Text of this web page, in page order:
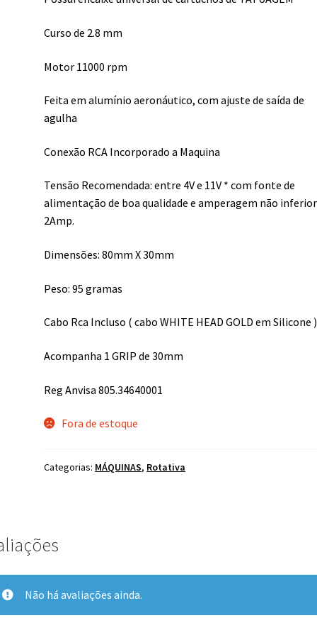
Curso de 2.8 mm
Motor 11000 rpm
Feita em alumínio aeronáutico, com ajuste de saída de
agulha
Conexão RCA Incorporado a Maquina
Tensão Recomendada: entre 4V e 11V * com fonte de
alimentação de boa qualidade e amperagem não
2Amp.
Dimensões: 80mm X 30mm
Peso: 95 gramas
Cabo Rca Incluso ( cabo WHITE HEAD GOLD em Silicone )
Acompanha 1 GRIP de 30mm
Reg Anvisa 805.34640001
Fora de estoque
Categorias: MÁQUINAS, Rotativa
Não há avaliações ainda.